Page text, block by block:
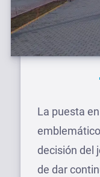
La puesta
decisión del
de dar